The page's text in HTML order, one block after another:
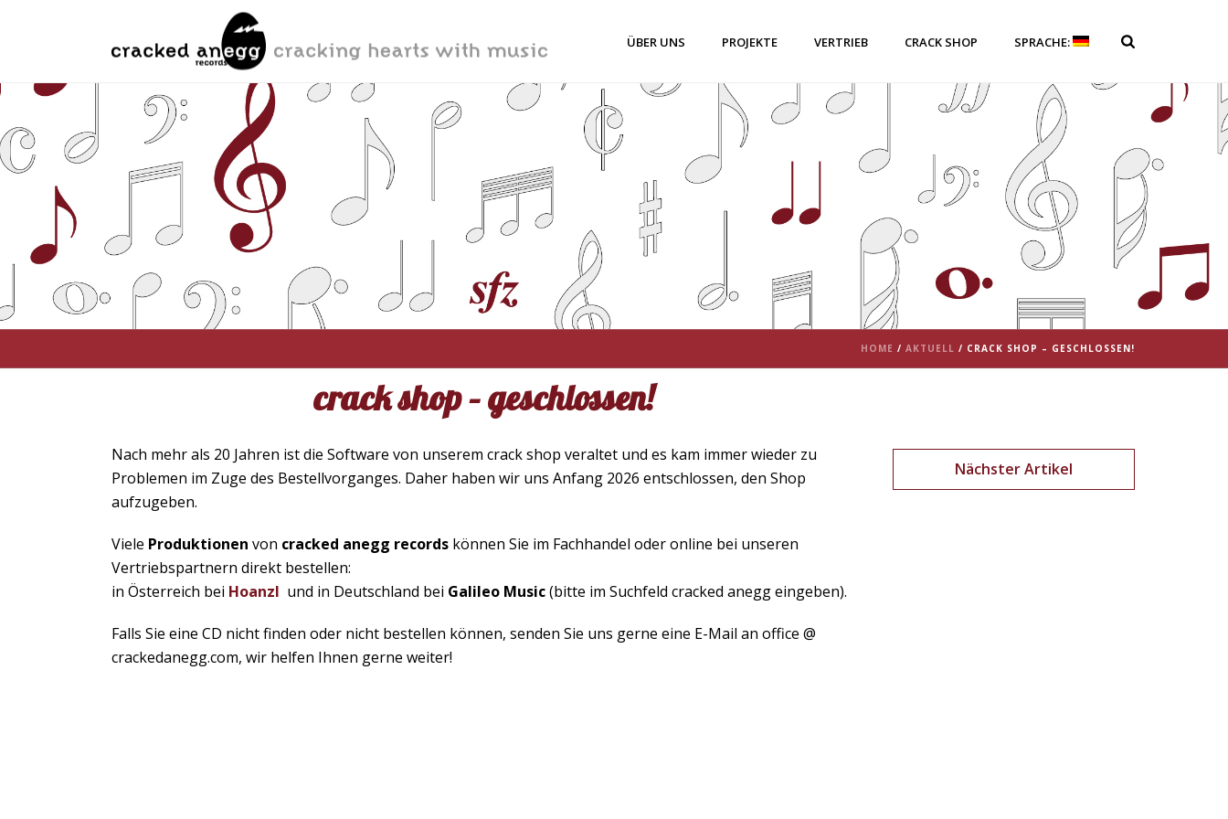
ÜBER UNS PROJEKTE VERTRIEB CRACK SHOP SPRACHE:
HOME / AKTUELL / CRACK SHOP – GESCHLOSSEN!
crack shop – geschlossen!
Nach mehr als 20 Jahren ist die Software von unserem crack shop veraltet und es kam immer wieder zu
Problemen im Zuge des Bestellvorganges. Daher haben wir uns Anfang 2026 entschlossen, den Shop
aufzugeben.
Viele Produktionen von cracked anegg records können Sie im Fachhandel oder online bei unseren
Vertriebspartnern direkt bestellen:
in Österreich bei Hoanzl und in Deutschland bei Galileo Music(bitte im Suchfeld cracked anegg eingeben).
Falls Sie eine CD nicht finden oder nicht bestellen können, senden Sie uns gerne eine E-Mail an office @
crackedanegg.com, wir helfen Ihnen gerne weiter!
Nächster Artikel